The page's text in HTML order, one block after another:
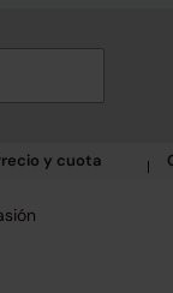
y cuota